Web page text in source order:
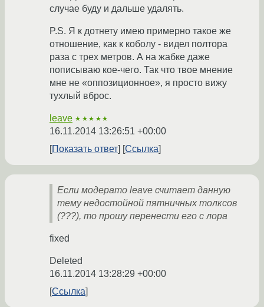
случае буду и дальше удалять.
P.S. Я к дотнету имею примерно такое же
отношение, как к коболу - видел полтора
раза с трех метров. А на жабке даже
пописываю кое-чего. Так что твое мнение
мне не «оппозиционное», я просто вижу
тухлый вброс.
leave ★★★★★
16.11.2014 13:26:51 +00:00
Показать ответ
Ссылка
Если модерато leave считает данную
тему недостойной пятничных толксов
(???), то прошу перенести его с лора
fixed
Deleted
16.11.2014 13:28:29 +00:00
Ссылка